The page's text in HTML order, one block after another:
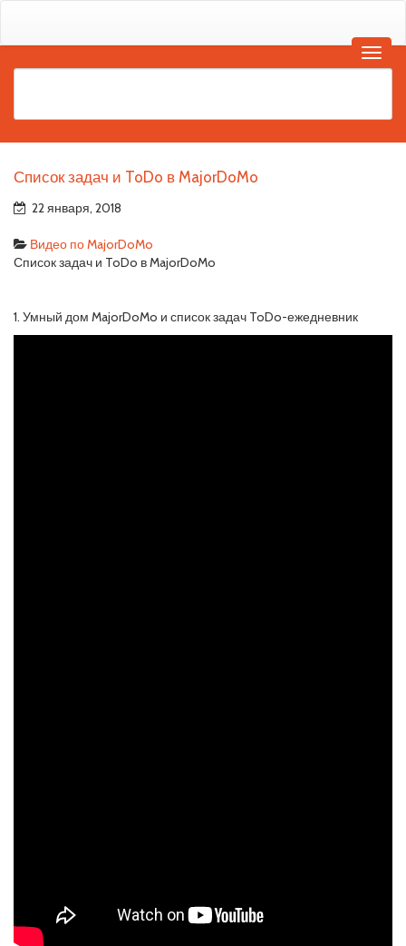
Список задач и ToDo в MajorDoMo
22 января, 2018
Видео по MajorDoMo
Список задач и ToDo в MajorDoMo
1. Умный дом MajorDoMo и список задач ToDo-ежедневник